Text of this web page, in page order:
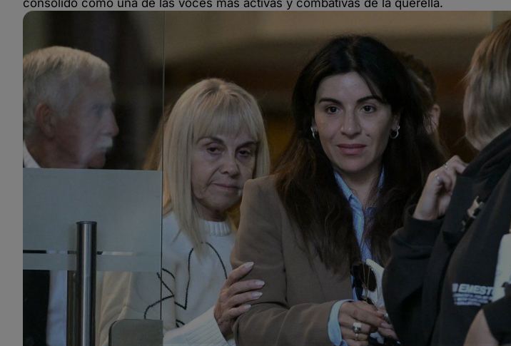
consolidó como una de las voces más activas y combativas de la querella.